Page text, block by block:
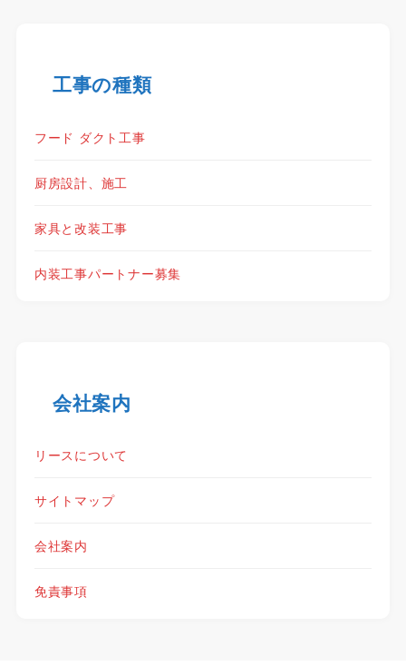
工事の種類
フード ダクト工事
厨房設計、施工
家具と改装工事
内装工事パートナー募集
会社案内
リースについて
サイトマップ
会社案内
免責事項